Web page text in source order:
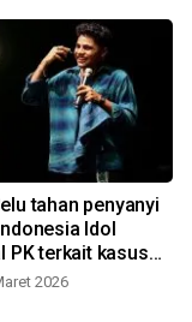
tahan penyanyi
Idol
PK terkait kasus
2026